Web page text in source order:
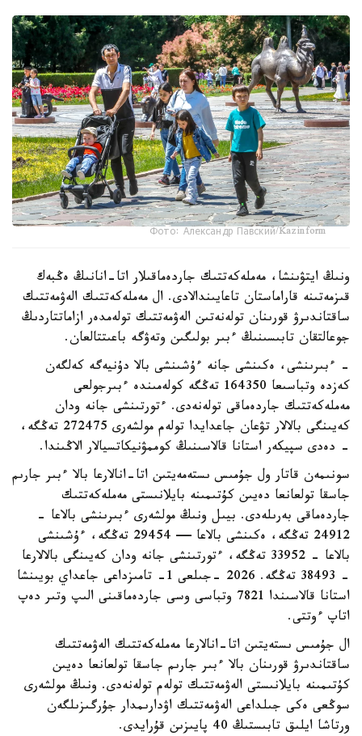
Фото: Александр Павский/Kazinform
ونىڭ ايتۋىنشا، مەملەكەتتىك جاردەماقىلار اتا-انانىڭ ەڭبەك
قىزمەتىنە قاراماستان تاعايىندالادى. ال مەملەكەتتىك الەۋمەتتىك
ساقتاندىرۋ قورىنان تولەنەتىن الەۋمەتتىك تولەمدەر ازاماتتاردىڭ
جوعالتقان تابىسىنىڭ ءبىر بولىگىن وتەۋگە باعىتتالعان.
- ءبىرىنشى، ەكىنشى جانە ءۇشىنشى بالا دۇنيەگە كەلگەن
كەزدە وتباسىعا 164350 تەڭگە كولەمىندە ءبىرجولعى
مەملەكەتتىك جاردەماقى تولەنەدى. ءتورتىنشى جانە ودان
كەيىنگى بالالار تۋعان جاعدايدا تولەم مولشەرى 272475 تەڭگە،
- دەدى سپيكەر استانا قالاسىنىڭ كوممۋنيكاتسيالار الاڭىندا.
سونىمەن قاتار ول جۇمىس ىستەمەيتىن اتا-انالارعا بالا ءبىر جارىم
جاسقا تولعانعا دەيىن كۇتىمىنە بايلانىستى مەملەكەتتىك
جاردەماقى بەرىلەدى. بيىل ونىڭ مولشەرى ءبىرىنشى بالاعا -
24912 تەڭگە، ەكىنشى بالاعا — 29454 تەڭگە، ءۇشىنشى
بالاعا - 33952 تەڭگە، ءتورتىنشى جانە ودان كەيىنگى بالالارعا
- 38493 تەڭگە. 2026 -جىلعى 1- تامىزداعى جاعداي بويىنشا
استانا قالاسىندا 7821 وتباسى وسى جاردەماقىنى الىپ وتىر دەپ
اتاپ ءوتتى.
ال جۇمىس ىستەيتىن اتا-انالارعا مەملەكەتتىك الەۋمەتتىك
ساقتاندىرۋ قورىنان بالا ءبىر جارىم جاسقا تولعانعا دەيىن
كۇتىمىنە بايلانىستى الەۋمەتتىك تولەم تولەنەدى. ونىڭ مولشەرى
سوڭعى ەكى جىلداعى الەۋمەتتىك اۋدارىمدار جۇرگىزىلگەن
ورتاشا ايلىق تابىستىڭ 40 پايىزىن قۇرايدى.